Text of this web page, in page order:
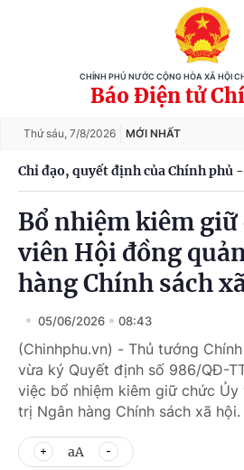
CHÍNH PHỦ NƯỚC CỘNG HÒA XÃ HỘI
Báo Điện tử
Thứ sáu, 7/8/2026 MỚI NHẤT
Chỉ đạo, quyết định của Chính phủ
Bổ nhiệm kiêm giữ
viên Hội đồng
hàng Chính sách
05/06/2026 08:43
(Chinhphu.vn) - Thủ tướng
vừa ký Quyết định số 986/QĐ-
việc bổ nhiệm kiêm giữ chức
trị Ngân hàng Chính sách xã hội.
aA